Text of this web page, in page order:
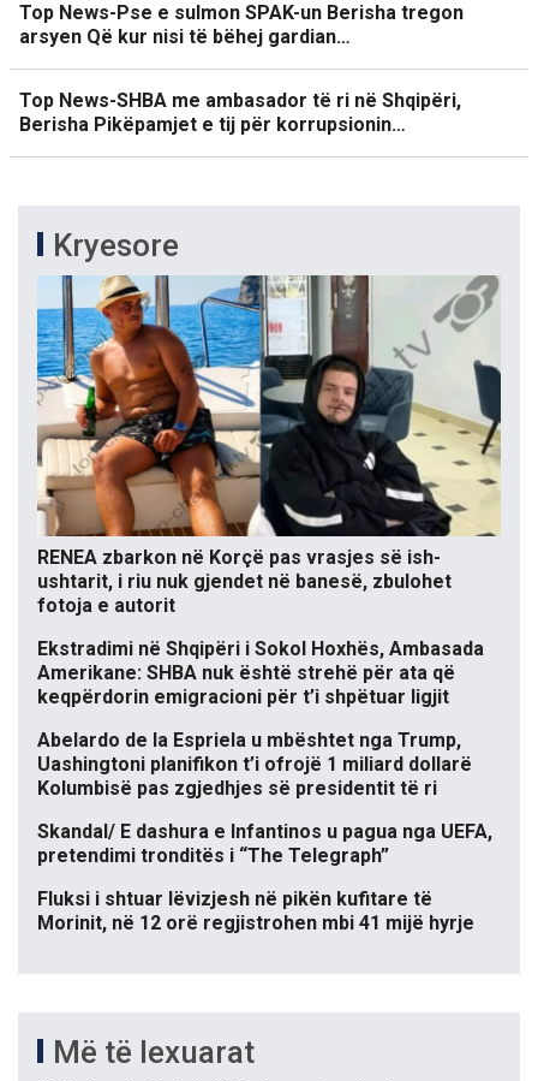
Top News-Pse e sulmon SPAK-un Berisha tregon
arsyen Që kur nisi të bëhej gardian…
Top News-SHBA me ambasador të ri në Shqipëri,
Berisha Pikëpamjet e tij për korrupsionin…
Kryesore
RENEA zbarkon në Korçë pas vrasjes së ish-
ushtarit, i riu nuk gjendet në banesë, zbulohet
fotoja e autorit
Ekstradimi në Shqipëri i Sokol Hoxhës, Ambasada
Amerikane: SHBA nuk është strehë për ata që
keqpërdorin emigracioni për t’i shpëtuar ligjit
Abelardo de la Espriela u mbështet nga Trump,
Uashingtoni planifikon t’i ofrojë 1 miliard dollarë
Kolumbisë pas zgjedhjes së presidentit të ri
Skandal/ E dashura e Infantinos u pagua nga UEFA,
pretendimi tronditës i “The Telegraph”
Fluksi i shtuar lëvizjesh në pikën kufitare të
Morinit, në 12 orë regjistrohen mbi 41 mijë hyrje
Më të lexuarat